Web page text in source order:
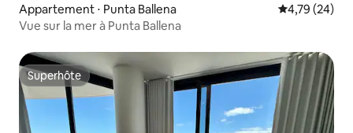
Appartement ⋅ Punta Ballena Évaluation
4,79 (24)
Vue sur la mer à Punta Ballena
Superhôte
Superhôte